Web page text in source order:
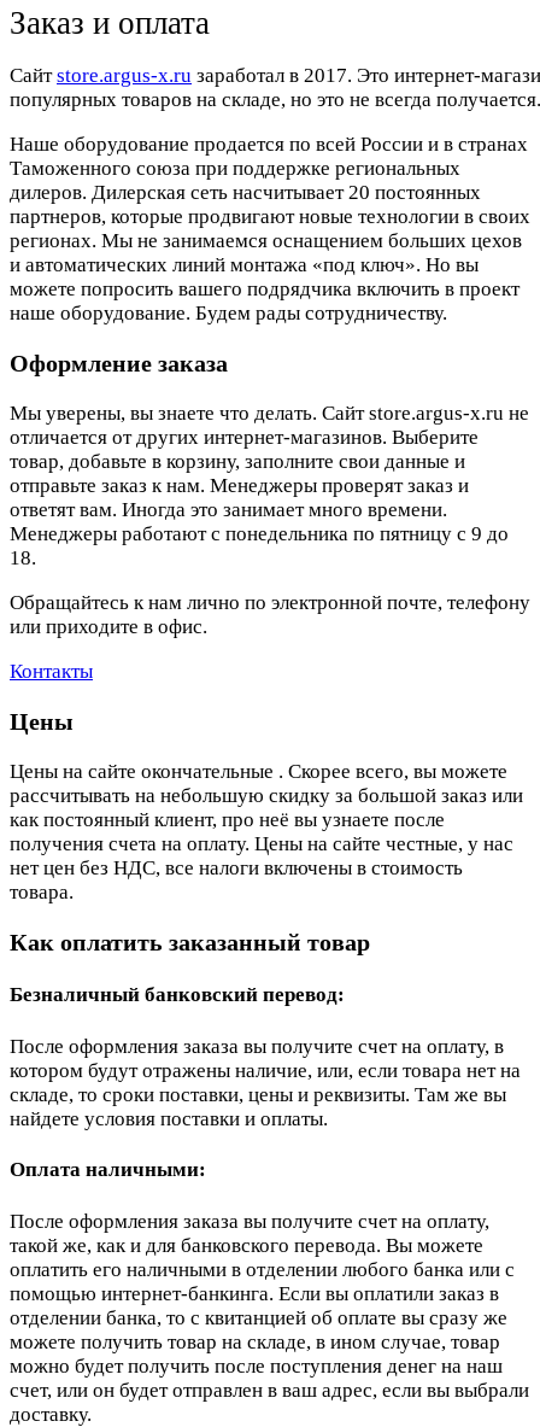
Заказ и оплата
Cайтstore.argus-x.ru заработал в 2017. Это интернет-
популярных товаров на складе, но это не всегда
Наше оборудование продается по всей России и в странах
Таможенного союза при поддержке региональных
дилеров. Дилерская сеть насчитывает 20 постоянных
партнеров, которые продвигают новые технологии в своих
регионах. Мы не занимаемся оснащением больших цехов
и автоматических линий монтажа «под ключ». Но вы
можете попросить вашего подрядчика включить в проект
наше оборудование. Будем рады сотрудничеству.
Оформление заказа
Мы уверены, вы знаете что делать. Сайт store.argus-x.ru не
отличается от других интернет-магазинов. Выберите
товар, добавьте в корзину, заполните свои данные и
отправьте заказ к нам. Менеджеры проверят заказ и
ответят вам. Иногда это занимает много времени.
Менеджеры работают с понедельника по пятницу с 9 до
18.
Обращайтесь к нам лично по электронной почте, телефону
или приходите в офис.
Контакты
Цены
Цены на сайте окончательные . Скорее всего, вы можете
рассчитывать на небольшую скидку за большой заказ или
как постоянный клиент, про неё вы узнаете после
получения счета на оплату. Цены на сайте честные, у нас
нет цен без НДС, все налоги включены в стоимость
товара.
Как оплатить заказанный товар
Безналичный банковский перевод:
После оформления заказа вы получите счет на оплату, в
котором будут отражены наличие, или, если товара нет на
складе, то сроки поставки, цены и реквизиты. Там же вы
найдете условия поставки и оплаты.
Оплата наличными:
После оформления заказа вы получите счет на оплату,
такой же, как и для банковского перевода. Вы можете
оплатить его наличными в отделении любого банка или с
помощью интернет-банкинга. Если вы оплатили заказ в
отделении банка, то с квитанцией об оплате вы сразу же
можете получить товар на складе, в ином случае, товар
можно будет получить после поступления денег на наш
счет, или он будет отправлен в ваш адрес, если вы выбрали
доставку.